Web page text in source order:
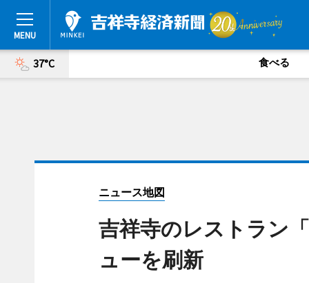
37°C 食べる
ニュース地図
吉祥寺のレストラン
ューを刷新